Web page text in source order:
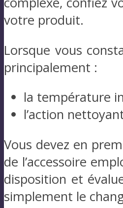
votre produit.
Lorsque vous
principalement :
la température
l’action
Vous devez en
de l’accessoire
disposition et
simplement le